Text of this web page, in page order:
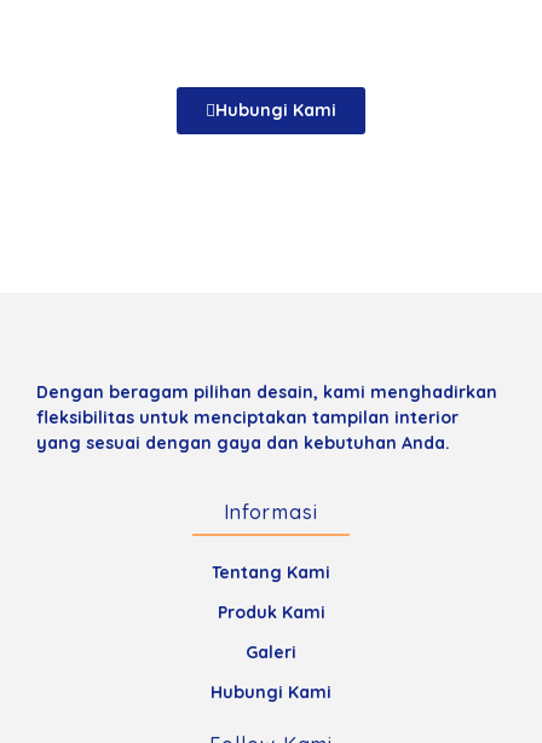
Hubungi Kami
Dengan beragam pilihan desain, kami menghadirkan
fleksibilitas untuk menciptakan tampilan interior
yang sesuai dengan gaya dan kebutuhan Anda.
Informasi
Tentang Kami
Produk Kami
Galeri
Hubungi Kami